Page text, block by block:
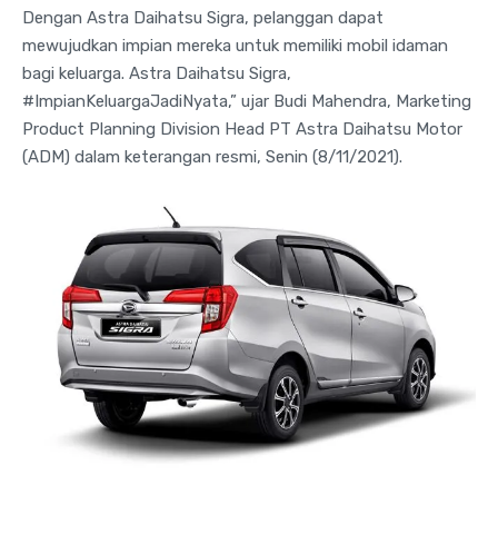
Dengan Astra Daihatsu Sigra, pelanggan dapat
mewujudkan impian mereka untuk memiliki mobil idaman
bagi keluarga. Astra Daihatsu Sigra,
#ImpianKeluargaJadiNyata,” ujar Budi Mahendra, Marketing
Product Planning Division Head PT Astra Daihatsu Motor
(ADM) dalam keterangan resmi, Senin (8/11/2021).